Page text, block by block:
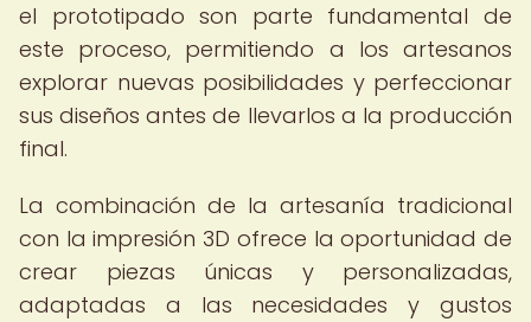
el prototipado son parte fundamental de
este proceso, permitiendo a los artesanos
explorar nuevas posibilidades y perfeccionar
sus diseños antes de llevarlos a la producción
final.
La combinación de la artesanía tradicional
con la impresión 3D ofrece la oportunidad de
crear piezas únicas y personalizadas,
adaptadas a las necesidades y gustos